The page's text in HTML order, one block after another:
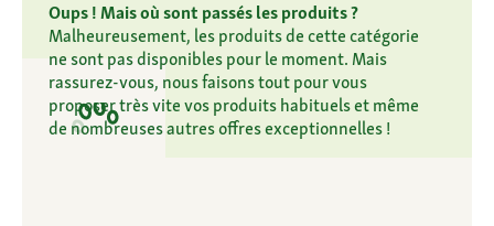
Oups ! Mais où sont passés les produits ?
Malheureusement, les produits de cette catégorie
ne sont pas disponibles pour le moment. Mais
rassurez-vous, nous faisons tout pour vous
proposer très vite vos produits habituels et même
de nombreuses autres offres exceptionnelles !